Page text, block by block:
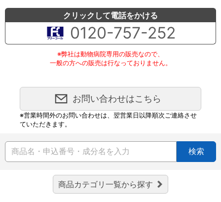
クリックして電話をかける
0120-757-252
※弊社は動物病院専用の販売なので、
一般の方への販売は行なっておりません。
お問い合わせはこちら
※営業時間外のお問い合わせは、翌営業日以降順次ご連絡させ
ていただきます。
検索
商品カテゴリ一覧から探す